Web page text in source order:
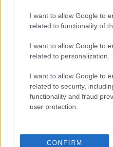
I want to allow Google to
related to functionality of
I want to allow Google to
related to personalization.
I want to allow Google to
related to security,
functionality and fraud
user protection.
CONFIRM
Az elektronikában és az
anyagoknak komoly
megfelelniük. Az egyik
megfelelnek a szükséges
bioműanyagokról viszont
vonatkozó infókkal.…